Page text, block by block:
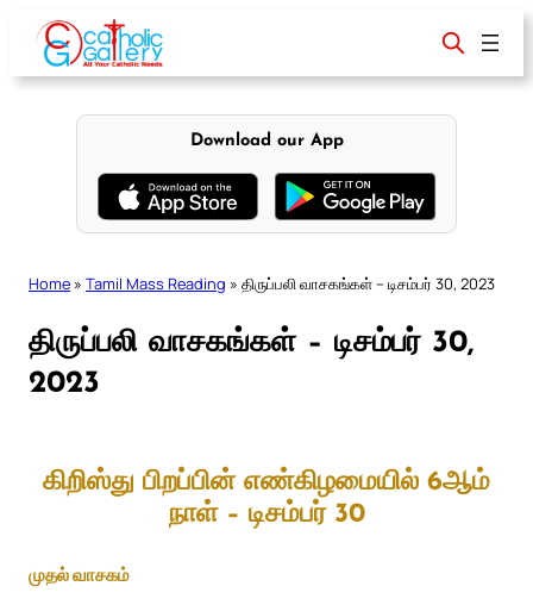
content
Download our App
Home » Tamil Mass Reading » திருப்பலி வாசகங்கள் – டிசம்பர் 30, 2023
திருப்பலி வாசகங்கள் – டிசம்பர் 30,
2023
கிறிஸ்து பிறப்பின் எண்கிழமையில் 6ஆம்
நாள் – டிசம்பர் 30
முதல் வாசகம்